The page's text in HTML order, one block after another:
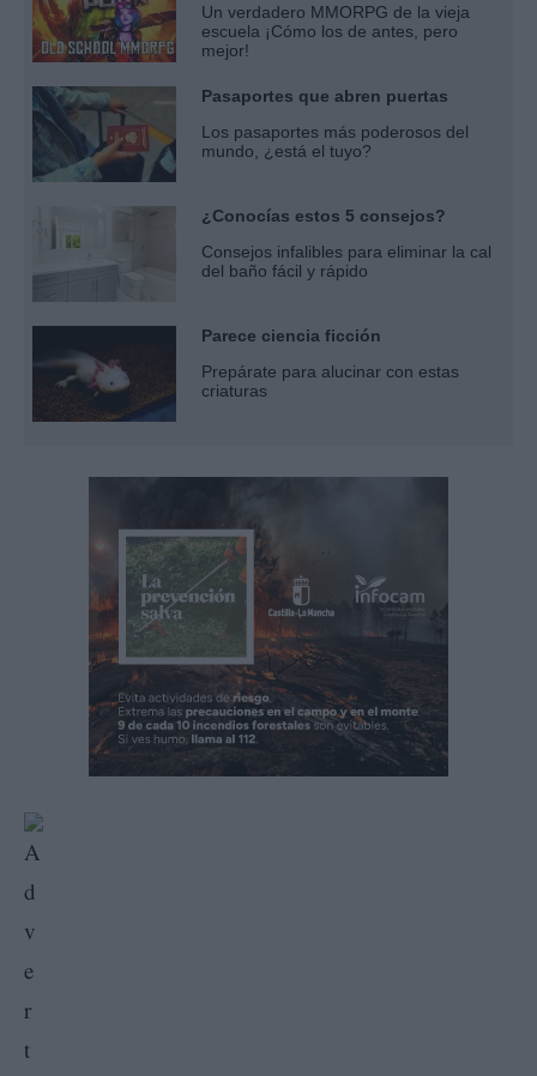
Un verdadero MMORPG de la vieja
escuela ¡Cómo los de antes, pero
mejor!
Pasaportes que abren puertas
Los pasaportes más poderosos del
mundo, ¿está el tuyo?
¿Conocías estos 5 consejos?
Consejos infalibles para eliminar la cal
del baño fácil y rápido
Parece ciencia ficción
Prepárate para alucinar con estas
criaturas